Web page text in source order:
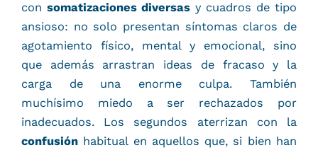
con somatizaciones diversas y cuadros de tipo
ansioso: no solo presentan síntomas claros de
agotamiento físico, mental y emocional, sino
que además arrastran ideas de fracaso y la
carga de una enorme culpa. También
muchísimo miedo a ser rechazados por
inadecuados. Los segundos aterrizan con la
confusión habitual en aquellos que, si bien han